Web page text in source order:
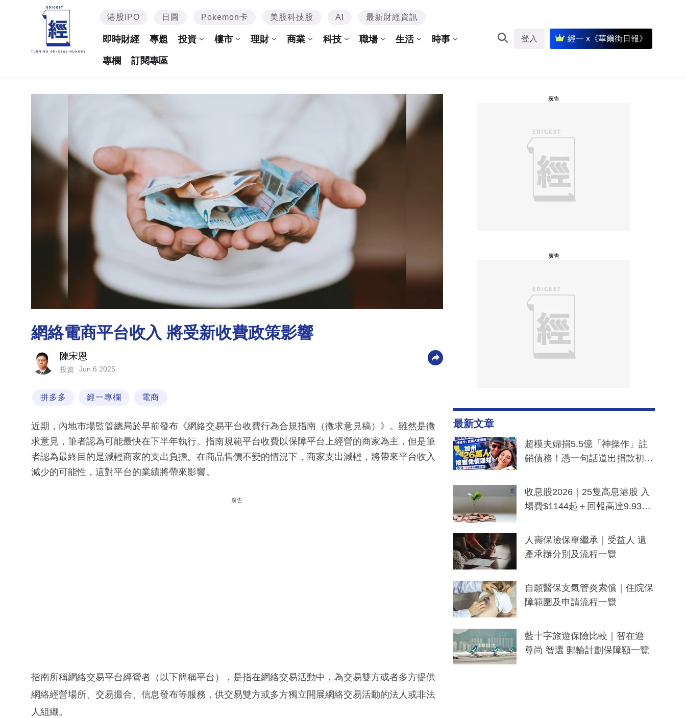
港股IPO 日圓 Pokemon卡 美股科技股 AI 最新財經資訊
即時財經 專題 投資 樓市 理財 商業 科技 職場 生活 時事
專欄 訂閱專區
登入 經一 x《華爾街日報》
網絡電商平台收入 將受新收費政策影響
陳宋恩
投資 Jun 6 2025
拼多多 經一專欄 電商
近期，內地市場監管總局於早前發布《網絡交易平台收費行為合規指南（徵求意見稿）》。雖然是徵
求意見，筆者認為可能最快在下半年執行。指南規範平台收費以保障平台上經營的商家為主，但是筆
者認為最終目的是減輕商家的支出負擔。在商品售價不變的情況下，商家支出減輕，將帶來平台收入
減少的可能性，這對平台的業績將帶來影響。
廣告
指南所稱網絡交易平台經營者（以下簡稱平台），是指在網絡交易活動中，為交易雙方或者多方提供
網絡經營場所、交易撮合、信息發布等服務，供交易雙方或多方獨立開展網絡交易活動的法人或非法
人組織。
廣告
廣告
最新文章
超模夫婦捐5.5億「神操作」註
銷債務！憑一句話道出捐款初
一度被誤當詐騙手段
收息股2026｜25隻高息港股 入
場費$1144起＋回報高達9.93
人壽保險保單繼承｜受益人 遺
產承辦分別及流程一覽
自願醫保支氣管炎索償｜住院保
障範圍及申請流程一覽
藍十字旅遊保險比較｜智在遊
尊尚 智選 郵輪計劃保障額一覽